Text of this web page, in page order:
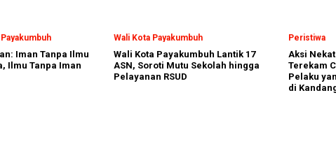
Iman Tanpa Ilmu
Ilmu Tanpa Iman
Wali Kota Payakumbuh
Wali Kota Payakumbuh Lantik 17
ASN, Soroti Mutu Sekolah hingga
Pelayanan RSUD
Peristiwa
Aksi
Terekam
Pelaku
di